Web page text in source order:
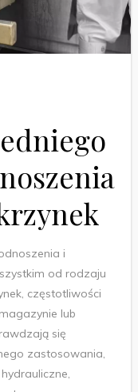
i
od rodzaju
częstotliwości
lub
się
zastosowania,